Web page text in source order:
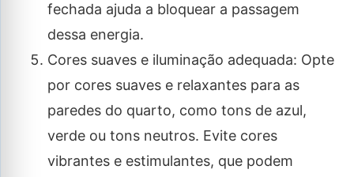
fechada ajuda a bloquear a passagem
dessa energia.
Cores suaves e iluminação adequada: Opte
por cores suaves e relaxantes para as
paredes do quarto, como tons de azul,
verde ou tons neutros. Evite cores
vibrantes e estimulantes, que podem